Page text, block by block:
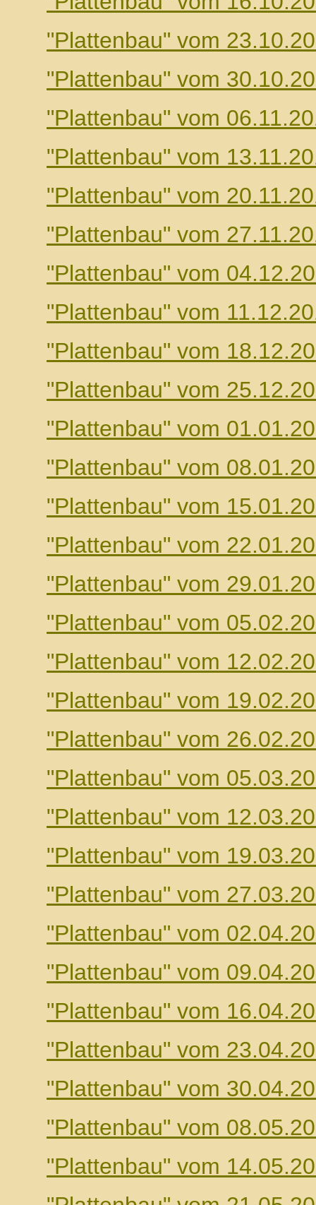
"Plattenbau" vom
"Plattenbau" vom
"Plattenbau" vom
"Plattenbau" vom
"Plattenbau" vom
"Plattenbau" vom
"Plattenbau" vom
"Plattenbau" vom
"Plattenbau" vom
"Plattenbau" vom
"Plattenbau" vom
"Plattenbau" vom
"Plattenbau" vom
"Plattenbau" vom
"Plattenbau" vom
"Plattenbau" vom
"Plattenbau" vom
"Plattenbau" vom
"Plattenbau" vom
"Plattenbau" vom
"Plattenbau" vom
"Plattenbau" vom
"Plattenbau" vom
"Plattenbau" vom
"Plattenbau" vom
"Plattenbau" vom
"Plattenbau" vom
"Plattenbau" vom
"Plattenbau" vom
"Plattenbau" vom